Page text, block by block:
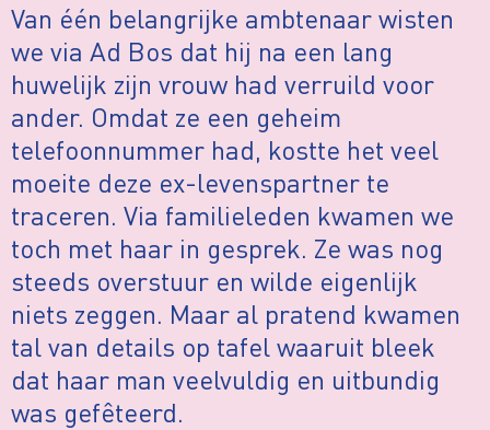
Van één belangrijke ambtenaar wisten
we via Ad Bos dat hij na een lang
huwelijk zijn vrouw had verruild voor
ander. Omdat ze een geheim
telefoonnummer had, kostte het veel
moeite deze ex-levenspartner te
traceren. Via familieleden kwamen we
toch met haar in gesprek. Ze was nog
steeds overstuur en wilde eigenlijk
niets zeggen. Maar al pratend kwamen
tal van details op tafel waaruit bleek
dat haar man veelvuldig en uitbundig
was gefêteerd.